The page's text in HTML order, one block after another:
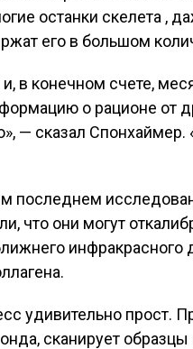
останки скелета ,
его в большом
в конечном счете,
о рационе от
— сказал
последнем
что они могут
инфракрасного
удивительно прост.
сканирует образцы